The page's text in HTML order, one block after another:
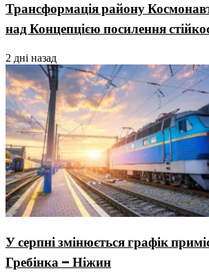
Трансформація району
над Концепцією посилення
2 дні назад
У серпні змінюється графік
Гребінка – Ніжин